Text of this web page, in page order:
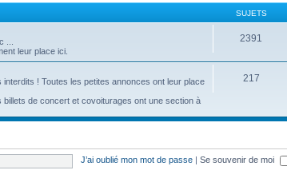
SUJETS
...
leur place ici.
2391
! Toutes les petites annonces ont leur place
de concert et covoiturages ont une section à
217
J’ai oublié mon mot de passe Se souvenir de moi